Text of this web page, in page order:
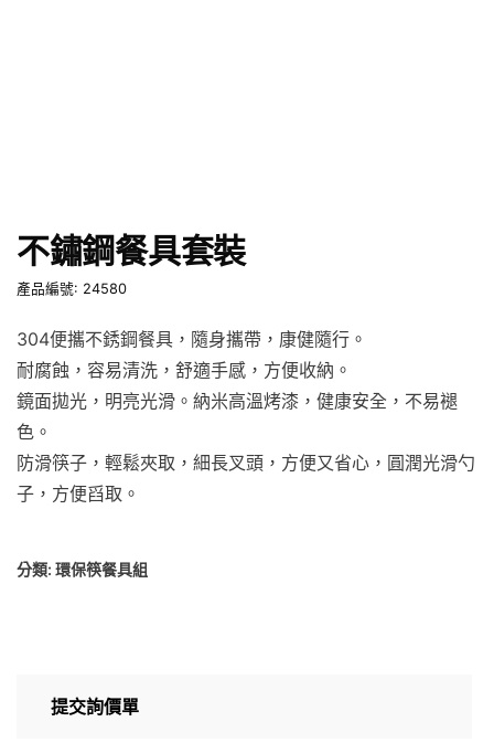
不鏽鋼餐具套裝
產品編號: 24580
304便攜不銹鋼餐具，隨身攜帶，康健隨行。
耐腐蝕，容易清洗，舒適手感，方便收納。
鏡面拋光，明亮光滑。納米高溫烤漆，健康安全，不易褪
色。
防滑筷子，輕鬆夾取，細長叉頭，方便又省心，圓潤光滑勺
子，方便舀取。
分類: 環保筷餐具組
提交詢價單